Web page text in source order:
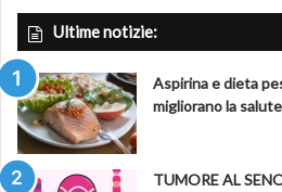
Ultime notizie:
Aspirina e dieta
migliorano la
TUMORE AL